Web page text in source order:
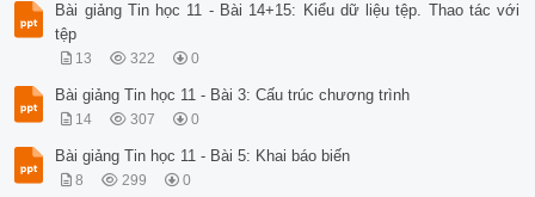
Bài giảng Tin học 11 - Bài 14+15: Kiểu dữ liệu tệp. Thao tác với
tệp
13 322 0
Bài giảng Tin học 11 - Bài 3: Cấu trúc chương trình
14 307 0
Bài giảng Tin học 11 - Bài 5: Khai báo biến
8 299 0